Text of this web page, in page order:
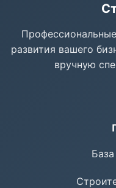
развития вашего
вручную